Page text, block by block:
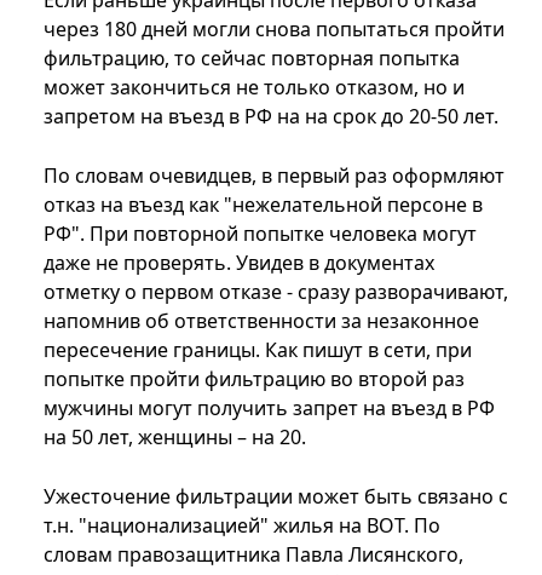
через 180 дней могли снова попытаться пройти
фильтрацию, то сейчас повторная попытка
может закончиться не только отказом, но и
запретом на въезд в РФ на на срок до 20-50 лет.
По словам очевидцев, в первый раз оформляют
отказ на въезд как "нежелательной персоне в
РФ". При повторной попытке человека могут
даже не проверять. Увидев в документах
отметку о первом отказе - сразу разворачивают,
напомнив об ответственности за незаконное
пересечение границы. Как пишут в сети, при
попытке пройти фильтрацию во второй раз
мужчины могут получить запрет на въезд в РФ
на 50 лет, женщины – на 20.
Ужесточение фильтрации может быть связано с
т.н. "национализацией" жилья на ВОТ. По
словам правозащитника Павла Лисянского,